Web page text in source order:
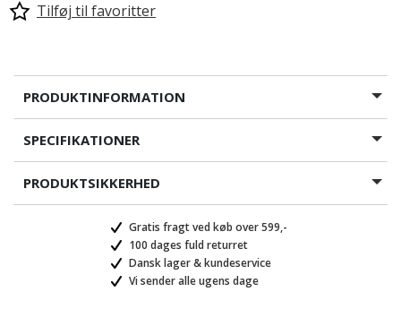
Tilføj til favoritter
PRODUKTINFORMATION
SPECIFIKATIONER
PRODUKTSIKKERHED
Gratis fragt ved køb over 599,-
100 dages fuld returret
Dansk lager & kundeservice
Vi sender alle ugens dage